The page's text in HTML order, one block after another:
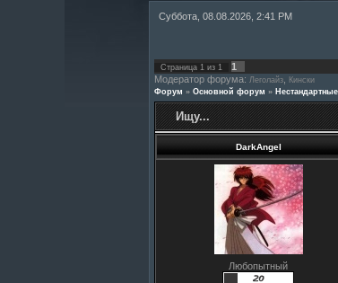
Суббота, 08.08.2026, 2:41 PM
Страница 1 из 1 1
Модератор форума: Леголайз
Кински
Форум » Основной форум »
Ищу...
DarkAngel
Любопытный